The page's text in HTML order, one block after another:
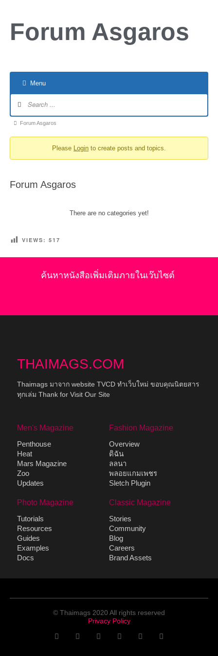
Forum Asgaros
Menu
Forum Asgaros
Please Login to create posts and topics.
Forum Asgaros
There are no categories yet!
VIEWS: 517
ค้นหาหนังสือเพิ่มเติมภายในเว๊บไซต์
THAIMAGS.COM
Thaimags มาจาก website TVCD ทำเว็บใหม่ ขอบคุณนิตยสาร
ทุกเล่ม Thank for Visit Our Site
Men's Magazine
Penthouse
Heat
Mars Magazine
Zoo
Updates
Fashion Magazine
Overview
ดิฉัน
ลลนา
พลอยแกมเพชร
Sletch Plugin
Photo Magazine
Tutorials
Resources
Guides
Examples
Docs
Classic Magazine
Stories
Community
Blog
Careers
Brand Assets
© Thaimags 2020 All rights reserved
Privacy Policy